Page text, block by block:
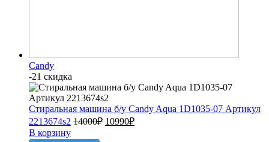
Candy
-21 скидка
Стиральная машина б/у Candy Aqua 1D1035-07 Артикул
2213674s2 14000₽ 10990₽
В корзину